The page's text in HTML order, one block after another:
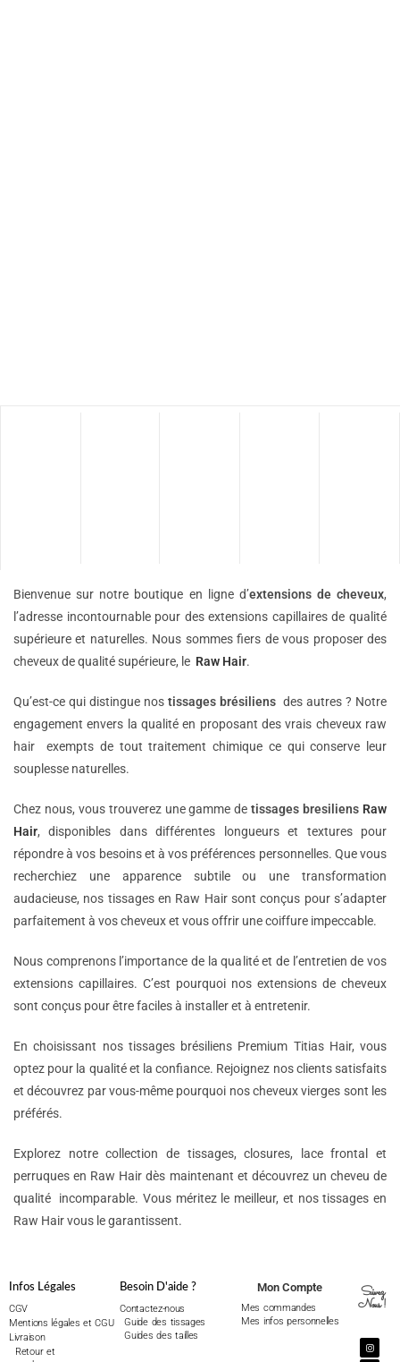
Bienvenue sur notre boutique en ligne d’extensions decheveux,
l’adresse incontournable pour des extensions capillaires de qualité
supérieure et naturelles. Nous sommes fiers de vous proposer des
cheveux de qualité supérieure, le Raw Hair.
Qu’est-ce qui distingue nos tissages brésiliens des autres ? Notre
engagement envers la qualité en proposant des vrais cheveux raw
hair exempts de tout traitement chimique ce qui conserve leur
souplesse naturelles.
Chez nous, vous trouverez une gamme detissages bresiliens Raw
Hair, disponibles dans différentes longueurs et textures pour
répondre à vos besoins et à vos préférences personnelles. Que vous
recherchiez une apparence subtile ou une transformation
audacieuse, nos tissages en Raw Hair sont conçus pour s’adapter
parfaitement à vos cheveux et vous offrir une coiffure impeccable.
Nous comprenons l’importance de la qualité et de l’entretien de vos
extensions capillaires. C’est pourquoi nos extensions de cheveux
sont conçus pour être faciles à installer et à entretenir.
En choisissant nos tissages brésiliens Premium Titias Hair, vous
optez pour la qualité et la confiance. Rejoignez nos clients satisfaits
et découvrez par vous-même pourquoi nos cheveux vierges sont les
préférés.
Explorez notre collection de tissages, closures, lace frontal et
perruques en Raw Hair dès maintenant et découvrez un cheveu de
qualité incomparable. Vous méritez le meilleur, et nos tissages en
Raw Hair vous le garantissent.
Infos Légales
CGV
Mentions légales et CGU
Livraison
Retour et
Besoin D'aide ?
Contactez-nous
Guide des tissages
Guides des tailles
Mon Compte
Mes commandes
Mes infos personnelles
Suivez
Nous !